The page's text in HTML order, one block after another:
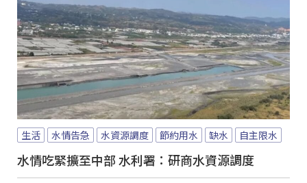
生活 水情告急 水資源調度 節約用水 缺水 自主限水
水情吃緊擴至中部 水利署：研商水資源調度